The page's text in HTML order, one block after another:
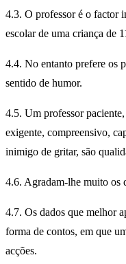
4.3. O professor é o factor
escolar de uma criança de
4.4. No entanto prefere os
sentido de humor.
4.5. Um professor
exigente, compreensivo,
inimigo de gritar, são
4.6. Agradam-lhe muito os
4.7. Os dados que melhor
forma de contos, em que
acções.